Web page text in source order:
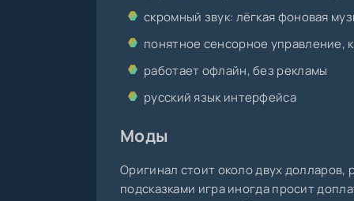
скромный звук: лёгкая фоновая
понятное сенсорное управление,
работает офлайн, без рекламы
русский язык интерфейса
Моды
Оригинал стоит около двух долларов,
подсказками игра иногда просит